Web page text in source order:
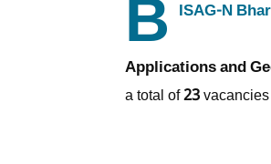
B ISAG-N
Applications and
a total of23